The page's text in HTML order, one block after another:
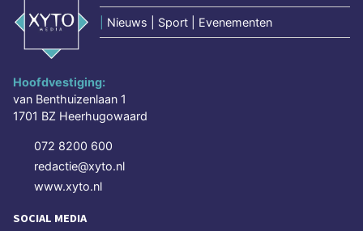
Nieuws | Sport | Evenementen
Hoofdvestiging:
van Benthuizenlaan 1
1701 BZ Heerhugowaard
072 8200 600
redactie@xyto.nl
www.xyto.nl
SOCIAL MEDIA